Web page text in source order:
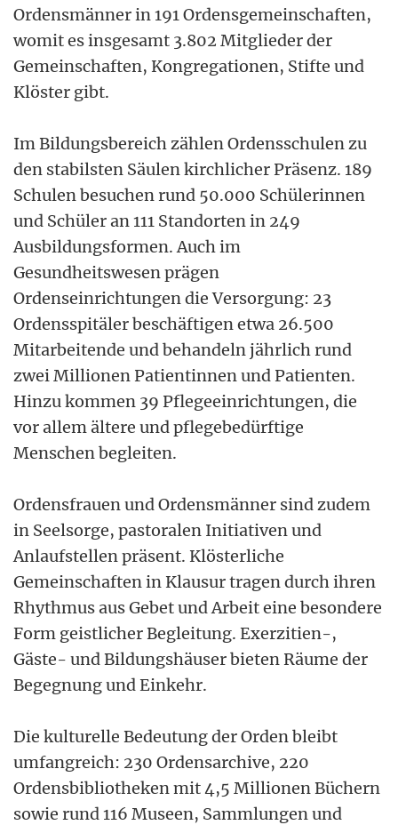
Ordensmänner in 191 Ordensgemeinschaften,
womit es insgesamt 3.802 Mitglieder der
Gemeinschaften, Kongregationen, Stifte und
Klöster gibt.
Im Bildungsbereich zählen Ordensschulen zu
den stabilsten Säulen kirchlicher Präsenz. 189
Schulen besuchen rund 50.000 Schülerinnen
und Schüler an 111 Standorten in 249
Ausbildungsformen. Auch im
Gesundheitswesen prägen
Ordenseinrichtungen die Versorgung: 23
Ordensspitäler beschäftigen etwa 26.500
Mitarbeitende und behandeln jährlich rund
zwei Millionen Patientinnen und Patienten.
Hinzu kommen 39 Pflegeeinrichtungen, die
vor allem ältere und pflegebedürftige
Menschen begleiten.
Ordensfrauen und Ordensmänner sind zudem
in Seelsorge, pastoralen Initiativen und
Anlaufstellen präsent. Klösterliche
Gemeinschaften in Klausur tragen durch ihren
Rhythmus aus Gebet und Arbeit eine besondere
Form geistlicher Begleitung. Exerzitien-,
Gäste- und Bildungshäuser bieten Räume der
Begegnung und Einkehr.
Die kulturelle Bedeutung der Orden bleibt
umfangreich: 230 Ordensarchive, 220
Ordensbibliotheken mit 4,5 Millionen Büchern
sowie rund 116 Museen, Sammlungen und